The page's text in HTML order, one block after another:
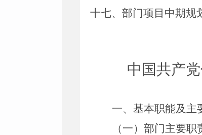
十七、部门项目中期规
中国共产
一、基本职能及主
（一）部门主要职